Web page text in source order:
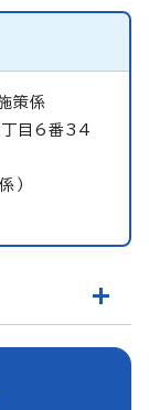
策係
目6番34
）